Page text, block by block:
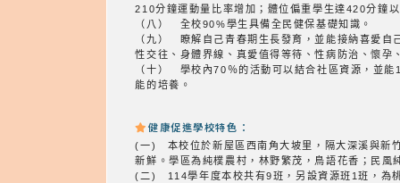
210分鐘運動量比率增加；體位偏重學生達420分鐘
（八） 全校90%學生具備全民健保基礎知識。
（九） 瞭解自己青春期生長發育，並能接納喜愛自
性交往、身體界線、真愛值得等待、性病防治、懷
（十） 學校內70％的活動可以結合社區資源，並
能的培養。
健康促進學校特色：
(一) 本校位於新屋區西南角大坡里，隔大深溪與新
新鮮。學區為純樸農村，林野繁茂，鳥語花香；民風
(二) 114學年度本校共有9班，另設資源班1班，為